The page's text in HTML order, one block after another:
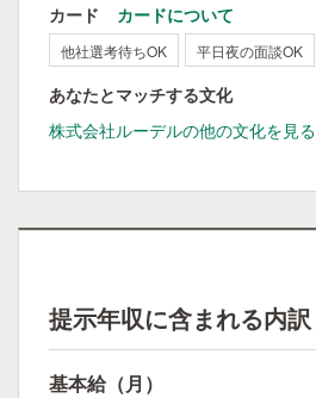
カード カードについて
他社選考待ちOK 平日夜の面談OK
あなたとマッチする文化
株式会社ルーデルの他の文化を見る
提示年収に含まれる内訳
基本給（月）